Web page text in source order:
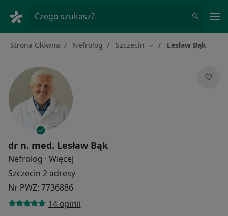
Czego szukasz?
Strona Główna Nefrolog Szczecin Zmień miasto
Lesław Bąk
dr n. med. Lesław Bąk
Nefrolog · Więcej
Szczecin 2 adresy
Nr PWZ: 7736886
14 opinii